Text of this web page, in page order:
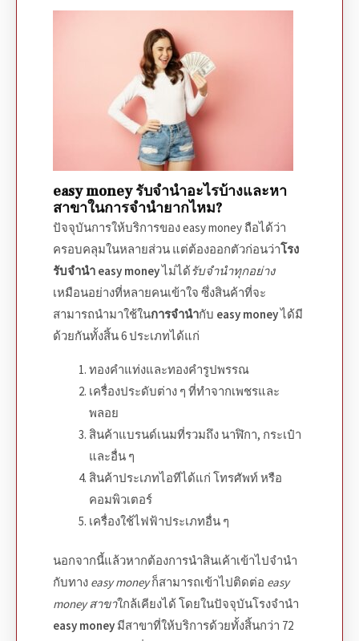
easy moneyรับจำนำอะไรบ้างและหา
สาขาในการจำนำยากไหม?
ปัจจุบันการให้บริการของeasy money ถือได้ว่า
ครอบคลุมในหลายส่วน แต่ต้องออกตัวก่อนว่าโรง
รับจํานํา easy moneyไม่ได้รับจํานําทุกอย่าง
เหมือนอย่างที่หลายคนเข้าใจ ซึ่งสินค้าที่จะ
สามารถนำมาใช้ในการจำนำกับ easy moneyได้มี
ด้วยกันทั้งสิ้น 6ประเภทได้แก่
ทองคำแท่งและทองคำรูปพรรณ
เครื่องประดับต่าง ๆ ที่ทำจากเพชรและ
พลอย
สินค้าแบรนด์เนมที่รวมถึง นาฬิกา, กระเป๋า
และอื่น ๆ
สินค้าประเภทไอทีได้แก่ โทรศัพท์ หรือ
คอมพิวเตอร์
เครื่องใช้ไฟฟ้าประเภทอื่น ๆ
นอกจากนี้แล้วหากต้องการนำสินเค้าเข้าไปจำนำ
กับทาง easy moneyก็สามารถเข้าไปติดต่อ easy
moneyสาขาใกล้เคียงได้ โดยในปัจจุบันโรงจํานํา
easy money มีสาขาที่ให้บริการด้วยทั้งสิ้นกว่า 72